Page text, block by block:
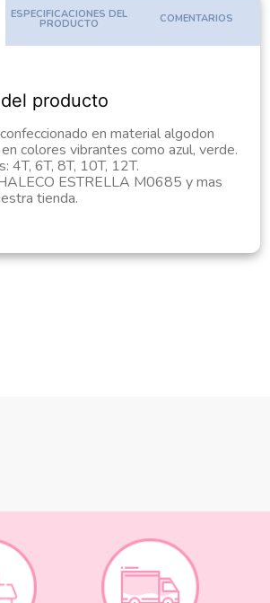
ESPECIFICACIONES DEL
PRODUCTO COMENTARIOS
producto
en material algodon
colores vibrantes como azul, verde.
4T, 6T, 8T, 10T, 12T.
ESTRELLA M0685 y mas
tienda.